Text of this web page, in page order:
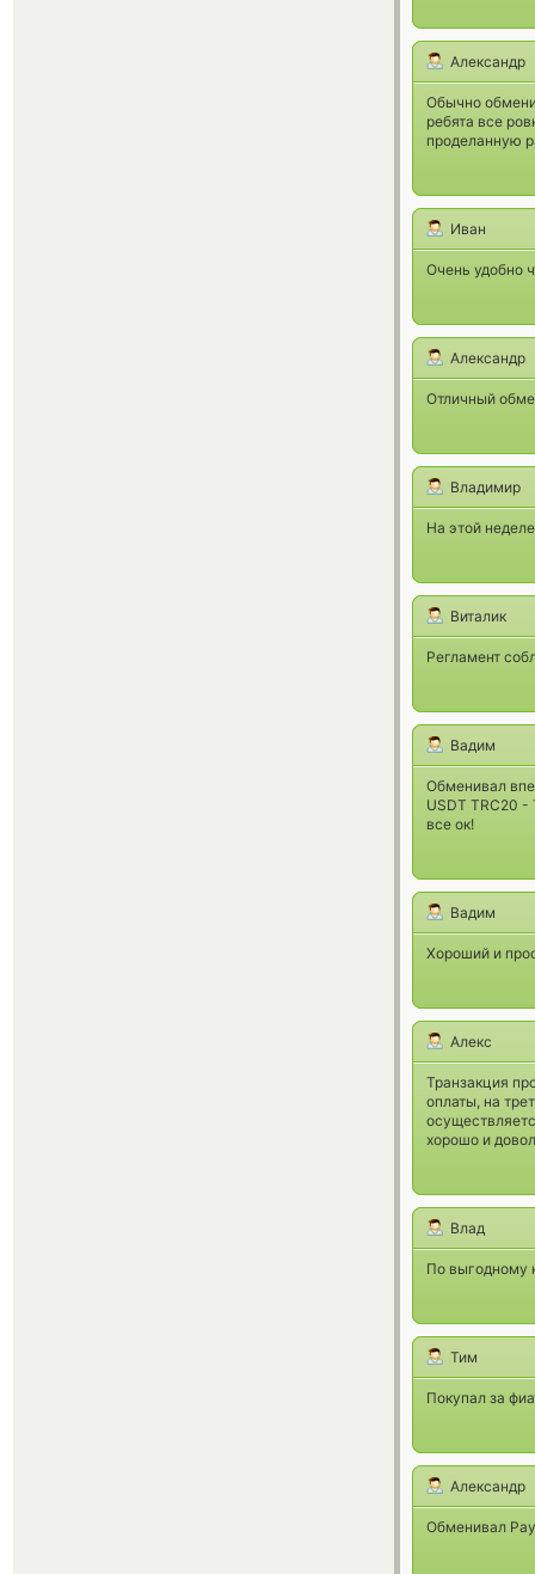
Александр
Обычно
ребята все
проделанную
Иван
Очень удобно
Александр
Отличный
Владимир
На этой
Виталик
Регламент
Вадим
Обменивал
USDT TRC20 -
все ок!
Вадим
Хороший и
Алекс
Транзакция
оплаты, на
хорошо и
Влад
По выгодному
Тим
Покупал за
Александр
Обменивал